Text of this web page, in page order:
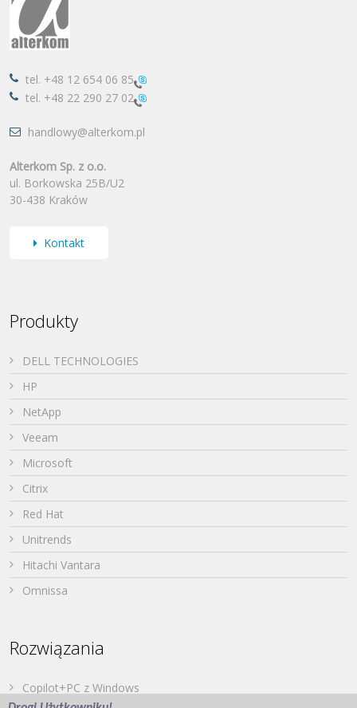
tel. +48 12 654 06 85
tel. +48 22 290 27 02
handlowy@alterkom.pl
Alterkom Sp. z o.o.
ul. Borkowska 25B/U2
30-438 Kraków
Kontakt
Produkty
DELL TECHNOLOGIES
HP
NetApp
Veeam
Microsoft
Citrix
Red Hat
Unitrends
Hitachi Vantara
Omnissa
Rozwiązania
Copilot+PC z Windows